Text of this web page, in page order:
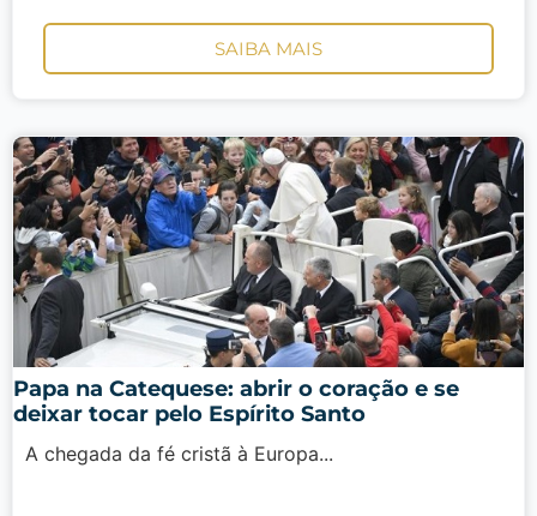
SAIBA MAIS
Papa na Catequese: abrir o coração e se
deixar tocar pelo Espírito Santo
A chegada da fé cristã à Europa...